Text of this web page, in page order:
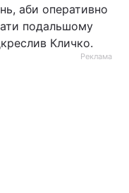
аби оперативно
подальшому
Кличко.
Реклама